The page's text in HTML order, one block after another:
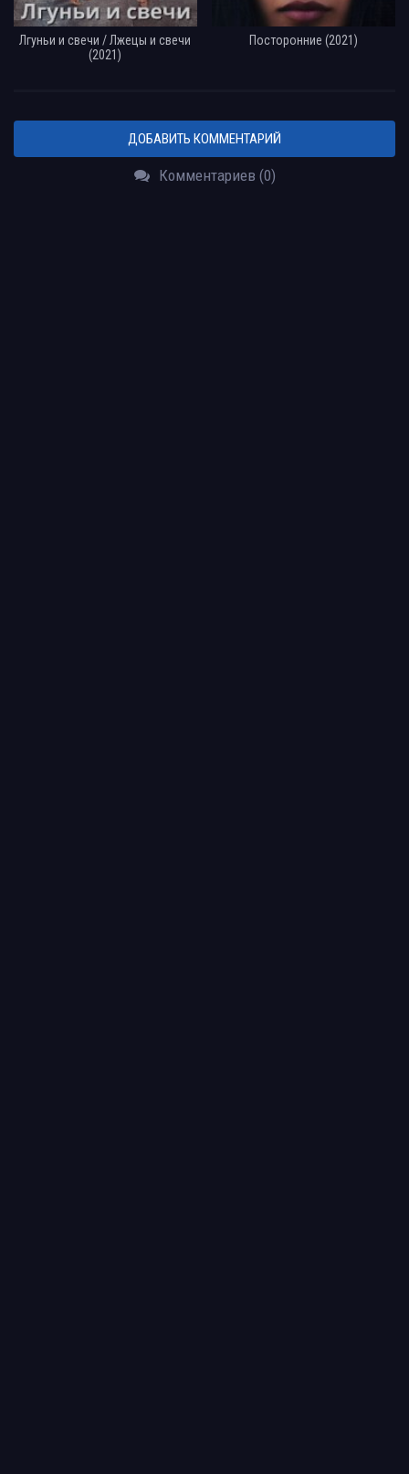
Лгуньи и свечи / Лжецы и свечи
(2021)
Посторонние (2021)
ДОБАВИТЬ КОММЕНТАРИЙ
Комментариев (0)